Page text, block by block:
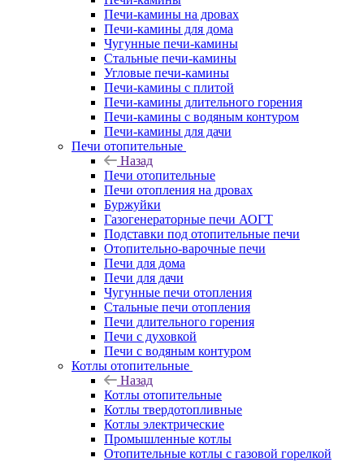
Печи-камины на дровах
Печи-камины для дома
Чугунные печи-камины
Стальные печи-камины
Угловые печи-камины
Печи-камины с плитой
Печи-камины длительного горения
Печи-камины с водяным контуром
Печи-камины для дачи
Печи отопительные
Назад
Печи отопительные
Печи отопления на дровах
Буржуйки
Газогенераторные печи АОГТ
Подставки под отопительные печи
Отопительно-варочные печи
Печи для дома
Печи для дачи
Чугунные печи отопления
Стальные печи отопления
Печи длительного горения
Печи с духовкой
Печи с водяным контуром
Котлы отопительные
Назад
Котлы отопительные
Котлы твердотопливные
Котлы электрические
Промышленные котлы
Отопительные котлы с газовой горелкой